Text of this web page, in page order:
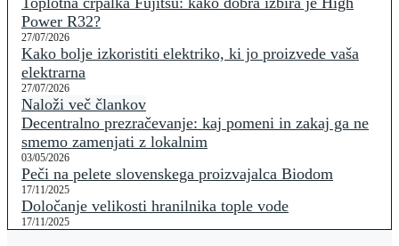
Power R32?
27/07/2026
Kako bolje izkoristiti elektriko, ki jo proizvede vaša
elektrarna
27/07/2026
Naloži več člankov
Decentralno prezračevanje: kaj pomeni in zakaj ga ne
smemo zamenjati z lokalnim
03/05/2026
Peči na pelete slovenskega proizvajalca Biodom
17/11/2025
Določanje velikosti hranilnika tople vode
17/11/2025